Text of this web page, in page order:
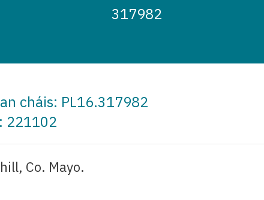
317982
cháis: PL16.317982
221102
Co. Mayo.